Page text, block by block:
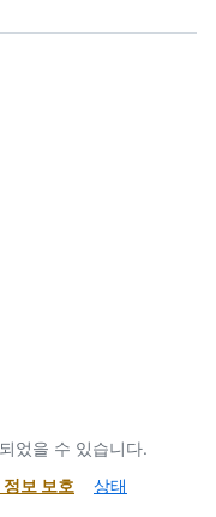
었을 수 있습니다.
보 보호
상태